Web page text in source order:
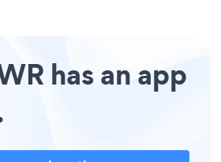
has an app